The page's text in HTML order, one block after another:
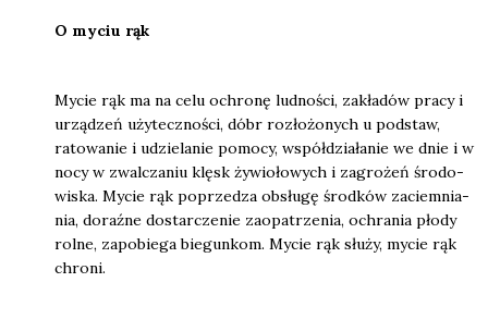
O myciu rąk
Mycie rąk ma na celu ochro­nę lud­no­ści, zakła­dów pra­cy i
urzą­dzeń uży­tecz­no­ści, dóbr roz­ło­żo­nych u pod­staw,
rato­wa­nie i udzie­la­nie pomo­cy, współ­dzia­ła­nie we dnie i w
nocy w zwal­cza­niu klęsk żywio­ło­wych i zagro­żeń śro­do­
wi­ska. Mycie rąk poprze­dza obsłu­gę środ­ków zaciem­nia­
nia, doraź­ne dostar­cze­nie zaopa­trze­nia, ochra­nia pło­dy
rol­ne, zapo­bie­ga bie­gun­kom. Mycie rąk słu­ży, mycie rąk
chro­ni.